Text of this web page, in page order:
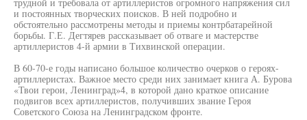
и постоянных творческих поисков. В ней подробно и
обстоятельно рассмотрены методы и приемы контрбатарейной
борьбы. Г.Е. Дегтярев рассказывает об отваге и мастерстве
артиллеристов 4-й армии в Тихвинской операции.
В 60-70-е годы написано большое количество очерков о героях-
артиллеристах. Важное место среди них занимает книга А. Бурова
«Твои герои, Ленинград»4, в которой дано краткое описание
подвигов всех артиллеристов, получивших звание Героя
Советского Союза на Ленинградском фронте.